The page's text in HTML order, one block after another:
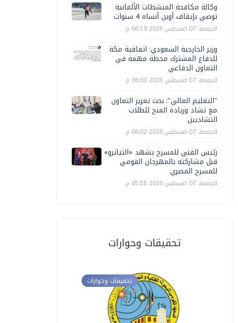
وكالة مكافحة المنشطات الألمانية
توصي بإيقاف أوين أنساه 4 سنوات
الجمعة، 07 اغسطس 2026 06:10 م
وزير الخارجية السعودي: اتفاقية مكة
للدفاع المشترك محطة مهمة في
التعاون الدفاعي
الجمعة، 07 اغسطس 2026 06:03 م
"التعليم العالي": بحث تعزيز التعاون
مع تشاد وزيادة المنح للطلاب
التشاديين
الجمعة، 07 اغسطس 2026 06:02 م
رئيس الفني للمسرح يشهد «التياترو»
قبل مشاركته بالمهرجان القومي
للمسرح المصري
الجمعة، 07 اغسطس 2026 05:58 م
تحقيقات وحوارات
تحقيقات وحوارات